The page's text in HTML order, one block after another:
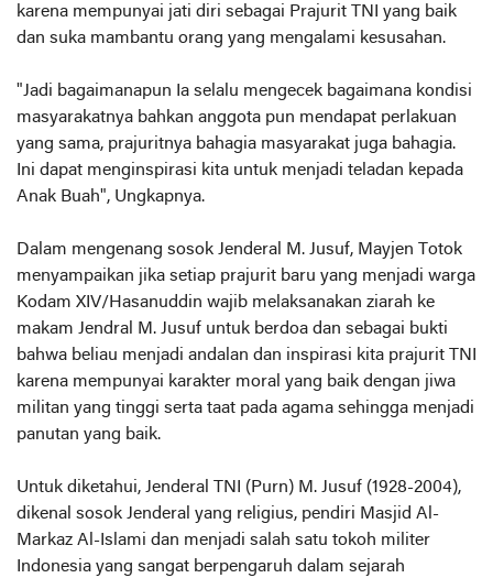
karena mempunyai jati diri sebagai Prajurit TNI yang baik
dan suka mambantu orang yang mengalami kesusahan.
"Jadi bagaimanapun Ia selalu mengecek bagaimana kondisi
masyarakatnya bahkan anggota pun mendapat perlakuan
yang sama, prajuritnya bahagia masyarakat juga bahagia.
Ini dapat menginspirasi kita untuk menjadi teladan kepada
Anak Buah", Ungkapnya.
Dalam mengenang sosok Jenderal M. Jusuf, Mayjen Totok
menyampaikan jika setiap prajurit baru yang menjadi warga
Kodam XIV/Hasanuddin wajib melaksanakan ziarah ke
makam Jendral M. Jusuf untuk berdoa dan sebagai bukti
bahwa beliau menjadi andalan dan inspirasi kita prajurit TNI
karena mempunyai karakter moral yang baik dengan jiwa
militan yang tinggi serta taat pada agama sehingga menjadi
panutan yang baik.
Untuk diketahui, Jenderal TNI (Purn) M. Jusuf (1928-2004),
dikenal sosok Jenderal yang religius, pendiri Masjid Al-
Markaz Al-Islami dan menjadi salah satu tokoh militer
Indonesia yang sangat berpengaruh dalam sejarah